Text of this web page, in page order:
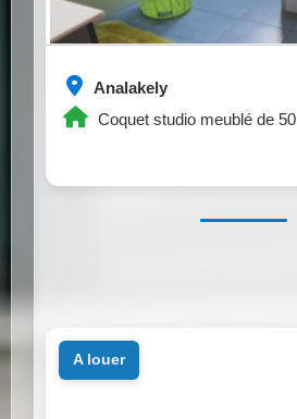
Analakely
Coquet studio meublé de
a louer